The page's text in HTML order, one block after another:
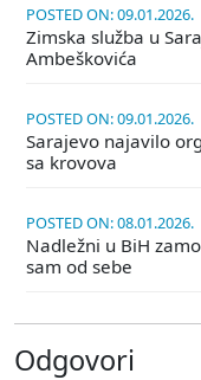
POSTED ON: 09.01.2026.
Zimska služba u
Ambeškovića
POSTED ON: 09.01.2026.
Sarajevo najavilo
sa krovova
POSTED ON: 08.01.2026.
Nadležni u BiH
sam od sebe
Odgovori